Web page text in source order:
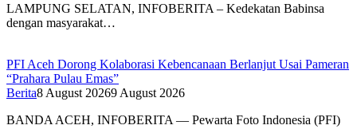
LAMPUNG SELATAN, INFOBERITA – Kedekatan Babinsa
dengan masyarakat…
PFI Aceh Dorong Kolaborasi Kebencanaan Berlanjut Usai Pameran
“Prahara Pulau Emas”
Berita8 August 20269 August 2026
BANDA ACEH, INFOBERITA — Pewarta Foto Indonesia (PFI)